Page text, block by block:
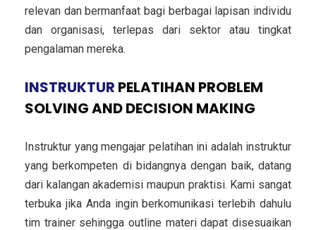
relevan dan bermanfaat bagi berbagai lapisan individu
dan organisasi, terlepas dari sektor atau tingkat
pengalaman mereka.
INSTRUKTUR PELATIHAN PROBLEM
SOLVING AND DECISION MAKING
Instruktur yang mengajar pelatihan ini adalah instruktur
yang berkompeten di bidangnya dengan baik, datang
dari kalangan akademisi maupun praktisi. Kami sangat
terbuka jika Anda ingin berkomunikasi terlebih dahulu
tim trainer sehingga outline materi dapat disesuaikan